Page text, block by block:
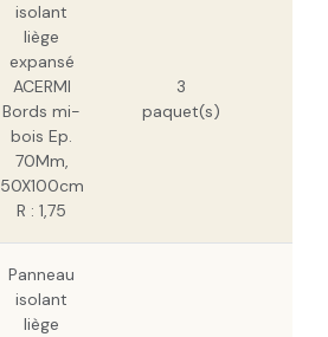
isolant
liège
expansé
ACERMI
Bords mi-
bois Ep.
70Mm,
50X100cm
R : 1,75
3
paquet(s)
Panneau
isolant
liège